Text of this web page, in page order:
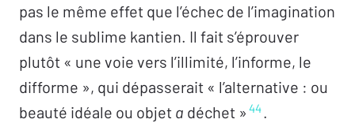
pas le même effet que l’échec de l’imagination
dans le sublime kantien. Il fait s’éprouver
plutôt « une voie vers l’illimité, l’informe, le
difforme », qui dépasserait « l’alternative : ou
beauté idéale ou objet a déchet » 44.